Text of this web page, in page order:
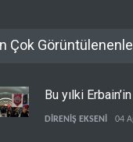
Çok
Bu yılki
DİRENİŞ EKSENİ 04